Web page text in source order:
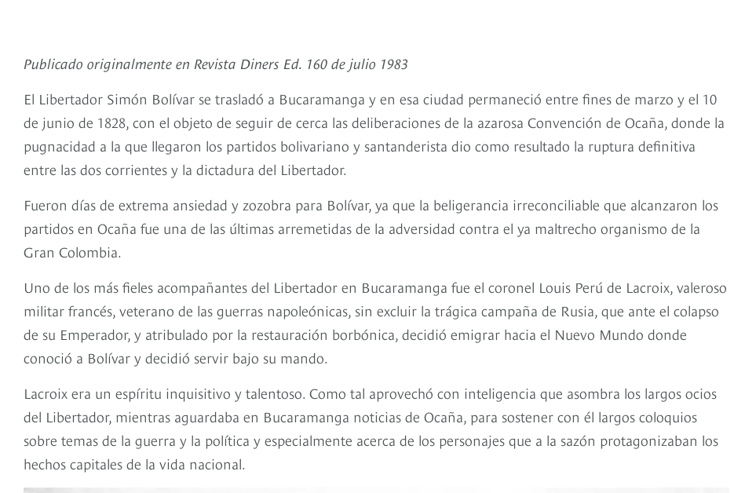
Publicado originalmente en Revista Diners Ed. 160 de julio 1983
El Libertador Simón Bolívar se trasladó a Bucaramanga y en esa ciudad permaneció entre fines de marzo y el 10
de junio de 1828, con el objeto de seguir de cerca las deliberaciones de la azarosa Convención de Ocaña, donde la
pugnacidad a la que llegaron los partidos bolivariano y santanderista dio como resultado la ruptura definitiva
entre las dos corrientes y la dictadura del Libertador.
Fueron días de extrema ansiedad y zozobra para Bolívar, ya que la beligerancia irreconciliable que alcanzaron los
partidos en Ocaña fue una de las últimas arremetidas de la adversidad contra el ya maltrecho organismo de la
Gran Colombia.
Uno de los más fieles acompañantes del Libertador en Bucaramanga fue el coronel Louis Perú de Lacroix, valeroso
militar francés, veterano de las guerras napoleónicas, sin excluir la trágica campaña de Rusia, que ante el colapso
de su Emperador, y atribulado por la restauración borbónica, decidió emigrar hacia el Nuevo Mundo donde
conoció a Bolívar y decidió servir bajo su mando.
Lacroix era un espíritu inquisitivo y talentoso. Como tal aprovechó con inteligencia que asombra los largos ocios
del Libertador, mientras aguardaba en Bucaramanga noticias de Ocaña, para sostener con él largos coloquios
sobre temas de la guerra y la política y especialmente acerca de los personajes que a la sazón protagonizaban los
hechos capitales de la vida nacional.